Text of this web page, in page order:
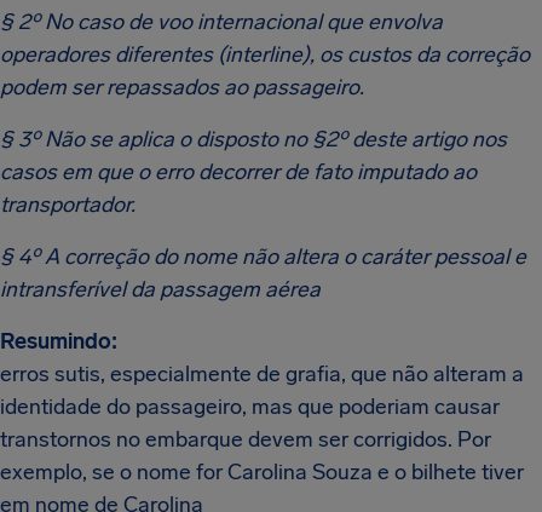
§ 2º No caso de voo internacional que envolva
operadores diferentes (interline), os custos da correção
podem ser repassados ao passageiro.
§ 3º Não se aplica o disposto no §2º deste artigo nos
casos em que o erro decorrer de fato imputado ao
transportador.
§ 4º A correção do nome não altera o caráter pessoal e
intransferível da passagem aérea
Resumindo:
erros sutis, especialmente de grafia, que não alteram a
identidade do passageiro, mas que poderiam causar
transtornos no embarque devem ser corrigidos. Por
exemplo, se o nome for Carolina Souza e o bilhete tiver
em nome de Carolina